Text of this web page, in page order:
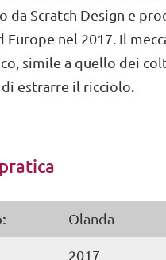
da Scratch Design e
Europe nel 2017. Il
simile a quello dei
estrarre il ricciolo.
Olanda
2017